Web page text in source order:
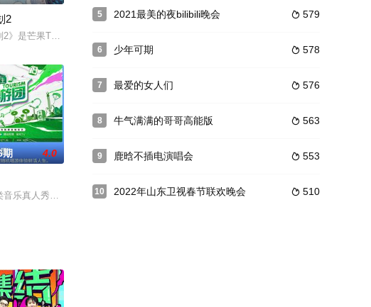
身体素质；面对纷繁复杂的全球飞行案件，展示智力与实力
新世代“好好爱自己”的生活态度。肆意绽放，行而自由。好好爱生活，好好爱自己。
成“焕新团”， 前往全国多个宝藏民族文化发源地，通过深度探访、游学体验各地民俗文
2
2》是芒果TV会员2024年推出的特别限定内容，主要由社会优秀高校毕业生代表组成的
在秘密维系着他们的平衡……此次，这只神秘队伍的队长王
芒果卡青春派对音乐节”与线上线下融合芒果AI技术与IP体验的“爱芒之旅”
师界八大菜系，打造一店三开的复合型经营模式，邀请本土、海归等多元嘉宾阵容及
4.0
音乐真人秀，旨在通过音乐和旅行结合的形式，展现中国不同城市的文化特色和音乐魅
5  579
2021最美的夜bilibili晚会
6  578
少年可期
7  576
最爱的女人们
8  563
牛气满满的哥哥高能版
9  553
鹿晗不插电演唱会
10  510
2022年山东卫视春节联欢晚会